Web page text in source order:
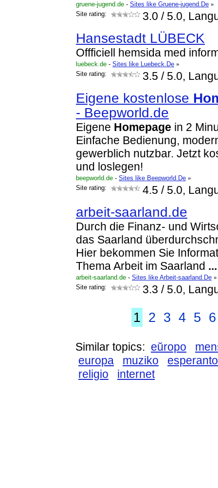
gruene-jugend.de - Sites like Gruene-jugend.De »
Site rating:
3.0 / 5.0,
Hansestadt LÜBECK
Offficiell hemsida med
luebeck.de - Sites like Luebeck.De »
Site rating:
3.5 / 5.0,
Eigene kostenlose
- Beepworld.de
Eigene Homepage in 2
Einfache Bedienung,
gewerblich nutzbar. Jetzt
und loslegen!
beepworld.de - Sites like Beepworld.De »
Site rating:
4.5 / 5.0,
arbeit-saarland.de
Durch die Finanz- und
das Saarland
Hier bekommen Sie
Thema Arbeit im Saarland ...
arbeit-saarland.de - Sites like Arbeit-saarland.De »
Site rating:
3.3 / 5.0,
1 2 3 4 5 6
Similar topics: eŭropo
europa
muziko
religio
internet